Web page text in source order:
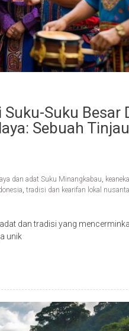
Suku Besar
Sebuah
dan adat Suku Minangkabau,
, tradisi dan kearifan lokal
dan tradisi yang
unik